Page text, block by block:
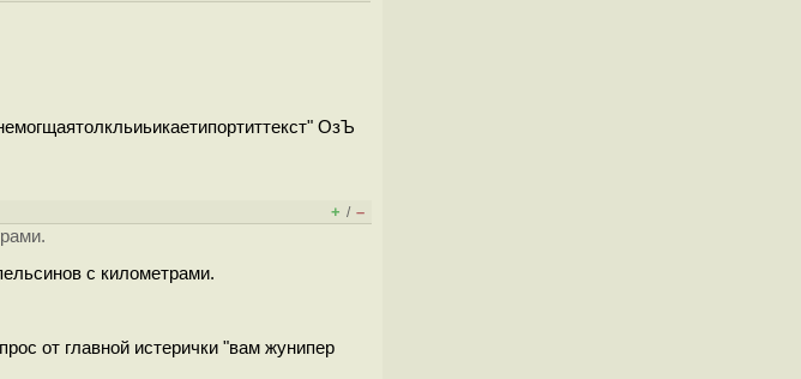
ОзЪ
+ / –
с километрами.
от главной истерички "вам жунипер